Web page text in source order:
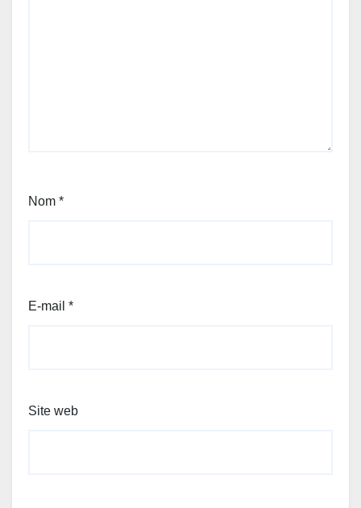
Nom *
E-mail *
Site web